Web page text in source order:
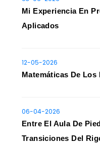
Mi Experiencia En
Aplicados
12-05-2026
Matemáticas De
06-04-2026
Entre El Aula De
Transiciones Del